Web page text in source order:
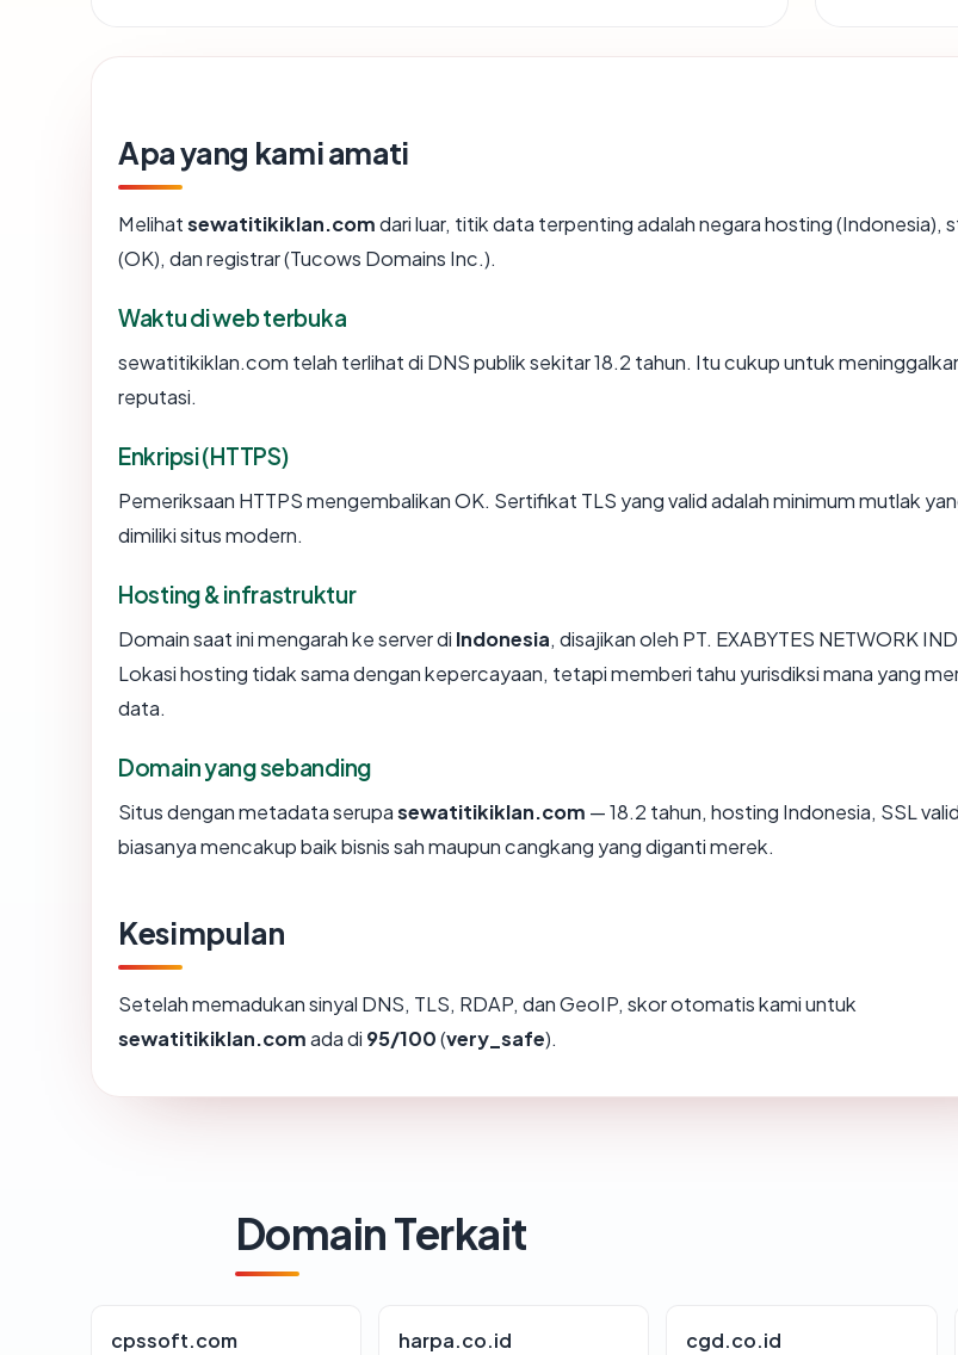
Apa yang kami amati
Melihatsewatitikiklan.comdari luar, titik data terpenting adalah negara hosting (Indonesia),
(OK), dan registrar (Tucows Domains Inc.).
Waktu di web terbuka
sewatitikiklan.com telah terlihat di DNS publik sekitar 18.2 tahun. Itu cukup untuk
reputasi.
Enkripsi (HTTPS)
Pemeriksaan HTTPS mengembalikan OK. Sertifikat TLS yang valid adalah minimum mutlak
dimiliki situs modern.
Hosting & infrastruktur
Domain saat ini mengarah ke server di Indonesia, disajikan oleh PT. EXABYTES NETWORK
Lokasi hosting tidak sama dengan kepercayaan, tetapi memberi tahu yurisdiksi mana yang
data.
Domain yang sebanding
Situs dengan metadata serupasewatitikiklan.com — 18.2 tahun, hosting Indonesia, SSL
biasanya mencakup baik bisnis sah maupun cangkang yang diganti merek.
Kesimpulan
Setelah memadukan sinyal DNS, TLS, RDAP, dan GeoIP, skor otomatis kami untuk
sewatitikiklan.comada di 95/100(very_safe).
Domain Terkait
cpssoft.com harpa.co.id cgd.co.id